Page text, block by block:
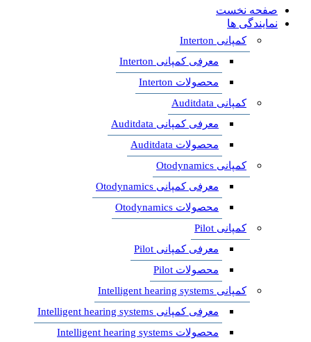
صفحه نخست
نمایندگی ها
کمپانی Interton
معرفی کمپانی Interton
محصولات Interton
کمپانی Auditdata
معرفی کمپانی Auditdata
محصولات Auditdata
کمپانی Otodynamics
معرفی کمپانی Otodynamics
محصولات Otodynamics
کمپانی Pilot
معرفی کمپانی Pilot
محصولات Pilot
کمپانی Intelligent hearing systems
معرفی کمپانی Intelligent hearing systems
محصولات Intelligent hearing systems